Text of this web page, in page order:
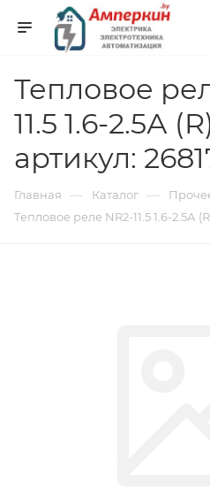
Тепловое
11.5 1.6-2.5А
артикул:
Главная — Каталог —
Тепловое реле NR2-11.5 1.6-2.5А